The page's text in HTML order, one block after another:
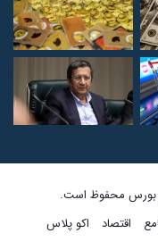
اقتصاد اکو پلاس